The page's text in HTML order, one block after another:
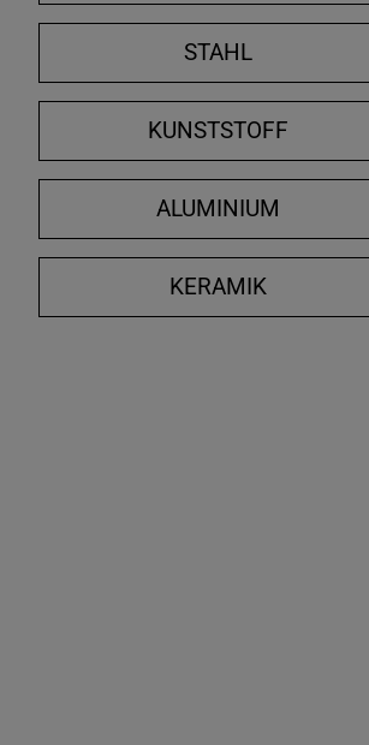
STAHL
KUNSTSTOFF
ALUMINIUM
KERAMIK